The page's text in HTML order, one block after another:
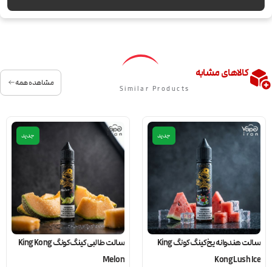
کالاهای مشابه
Similar Products
مشاهده همه
جدید
سالت هندوانه یخ کینگ کونگ King
Kong Lush Ice
جدید
سالت طالبی کینگ کونگ King Kong
Melon